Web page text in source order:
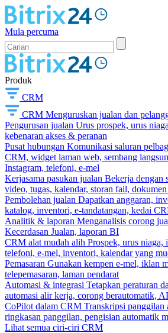
Mula percuma
Produk
CRM
CRM Menguruskan jualan dan
Pengurusan jualan Urus prospek, urus
kebenaran akses & peranan
Pusat hubungan Komunikasi saluran
CRM, widget laman web, sembang
Instagram, telefoni, e-mel
Kerjasama pasukan jualan Bekerja dengan
video, tugas, kalendar, storan fail,
Pembolehan jualan Dapatkan anggaran,
katalog, inventori, e-tandatangan, kedai
Analitik & laporan Menganalisis corong
Kecerdasan Jualan, laporan BI
CRM alat mudah alih Prospek, urus niaga,
telefoni, e-mel, inventori, kalendar yang
Pemasaran Gunakan kempen e-mel, iklan
telepemasaran, laman pendarat
Automasi & integrasi Tetapkan peraturan
automasi alir kerja, corong berautomatik,
CoPilot dalam CRM Transkripsi panggilan
ringkasan panggilan, pengisian automatik
Lihat semua ciri-ciri CRM